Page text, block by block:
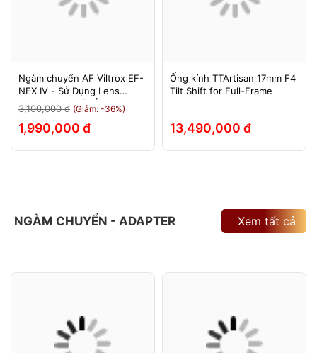
Ngàm chuyển AF Viltrox EF-
NEX IV - Sử Dụng Lens
Canon Trên Máy Ảnh Sony
E-Mount - Bảo Hành 12
Tháng.
3,100,000 đ (Giảm: -36%)
1,990,000 đ
Ống kính TTArtisan 17mm F4
Tilt Shift for Full-Frame
13,490,000 đ
NGÀM CHUYỂN - ADAPTER Xem tất cả